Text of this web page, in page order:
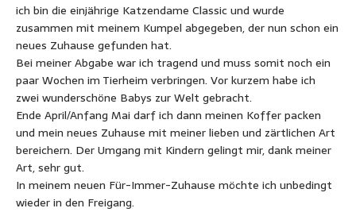
ich bin die einjährige Katzendame Classic und wurde
zusammen mit meinem Kumpel abgegeben, der nun schon ein
neues Zuhause gefunden hat.
Bei meiner Abgabe war ich tragend und muss somit noch ein
paar Wochen im Tierheim verbringen. Vor kurzem habe ich
zwei wunderschöne Babys zur Welt gebracht.
Ende April/Anfang Mai darf ich dann meinen Koffer packen
und mein neues Zuhause mit meiner lieben und zärtlichen Art
bereichern. Der Umgang mit Kindern gelingt mir, dank meiner
Art, sehr gut.
In meinem neuen Für-Immer-Zuhause möchte ich unbedingt
wieder in den Freigang.